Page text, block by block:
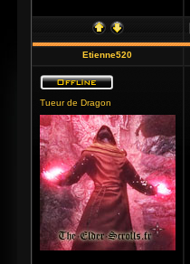
Etienne520
Tueur de Dragon